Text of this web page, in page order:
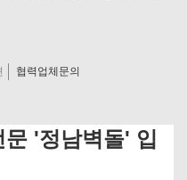
협력업체문의
'정남벽돌' 입